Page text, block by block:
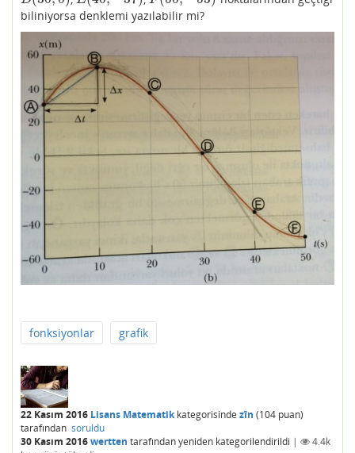
biliniyorsa denklemi yazılabilir mi?
fonksiyonlar grafik
22 Kasım 2016 Lisans Matematikkategorisinde zîn (104 puan)
tarafından soruldu
30 Kasım 2016wertten tarafındanyeniden kategorilendirildi |
4.4k